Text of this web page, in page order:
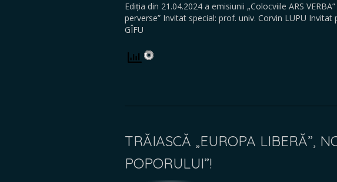
Ediția din 21.04.2024 a emisiunii „Colocviile ARS
perverse” Invitat special: prof. univ. Corvin LUPU
GÎFU
TRĂIASCĂ „EUROPA LIBERĂ”,
POPORULUI”!